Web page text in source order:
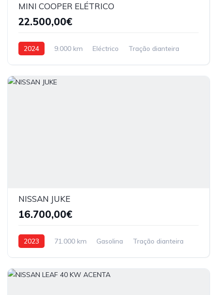
MINI COOPER ELÉTRICO
22.500,00€
2024 9.000 km Eléctrico Tração dianteira
NISSAN JUKE
16.700,00€
2023 71.000 km Gasolina Tração dianteira